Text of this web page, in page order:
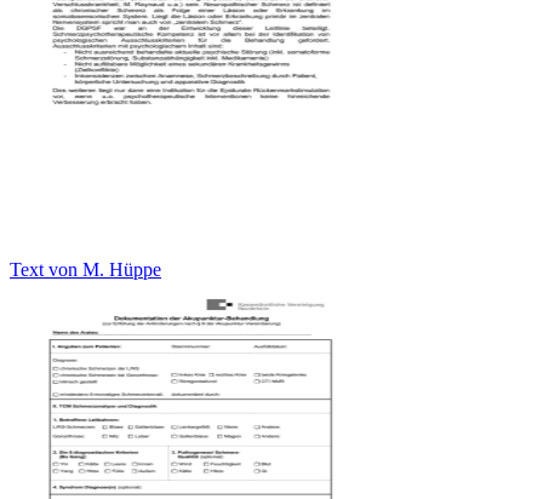
Text von M. Hüppe